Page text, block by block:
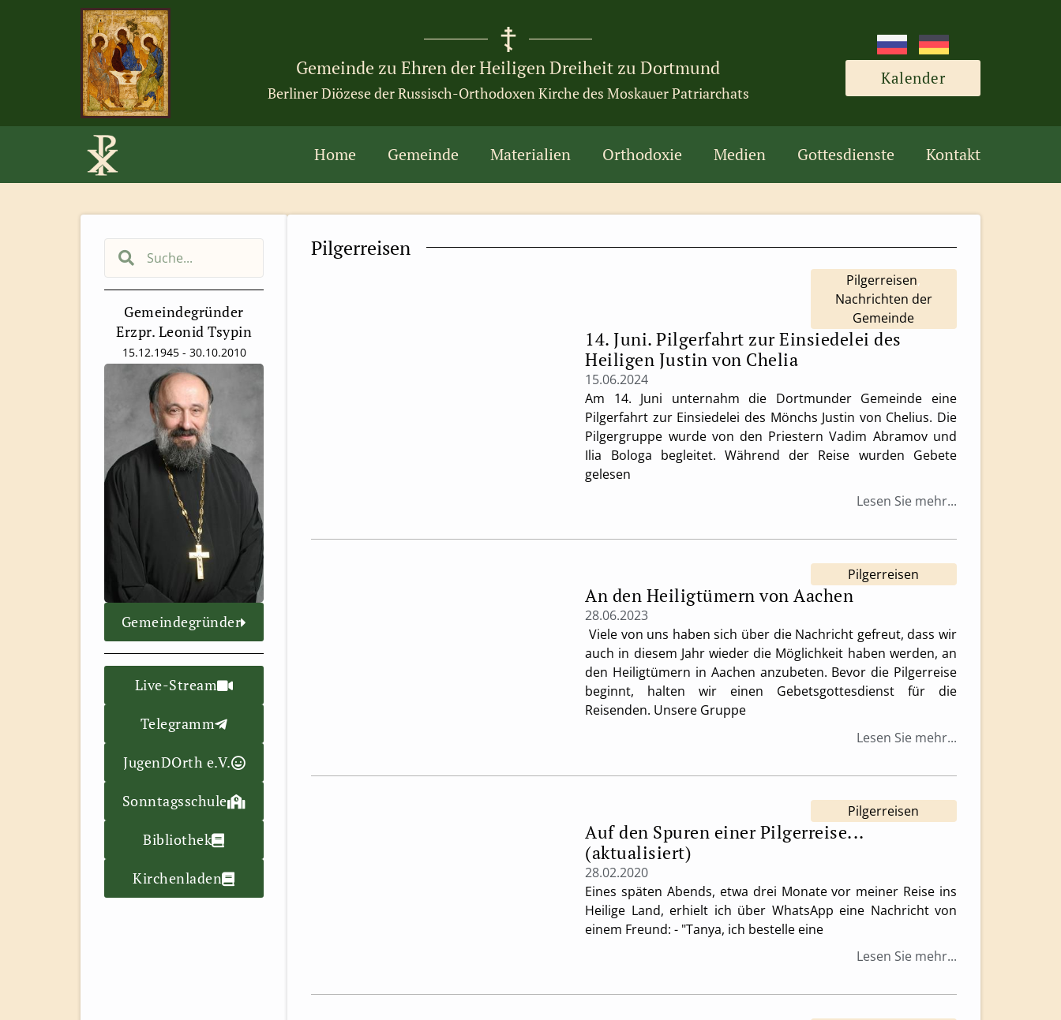
Gemeinde zu Ehren der Heiligen Dreiheit zu Dortmund
Berliner Diözese der Russisch-Orthodoxen Kirche des Moskauer Patriarchats
Kalender
Home Gemeinde Materialien Orthodoxie Medien Gottesdienste Kontakt
Gemeindegründer
Erzpr. Leonid Tsypin
15.12.1945 - 30.10.2010
Gemeindegründer
Live-Stream
Telegramm
JugenDOrth e.V.
Sonntagsschule
Bibliothek
Kirchenladen
Pilgerreisen
Pilgerreisen,
Nachrichten der
Gemeinde
14. Juni. Pilgerfahrt zur Einsiedelei des
Heiligen Justin von Chelia
15.06.2024
Am 14. Juni unternahm die Dortmunder Gemeinde eine
Pilgerfahrt zur Einsiedelei des Mönchs Justin von Chelius. Die
Pilgergruppe wurde von den Priestern Vadim Abramov und
Ilia Bologa begleitet. Während der Reise wurden Gebete
gelesen
Lesen Sie mehr...
Pilgerreisen
An den Heiligtümern von Aachen
28.06.2023
Viele von uns haben sich über die Nachricht gefreut, dass wir
auch in diesem Jahr wieder die Möglichkeit haben werden, an
den Heiligtümern in Aachen anzubeten. Bevor die Pilgerreise
beginnt, halten wir einen Gebetsgottesdienst für die
Reisenden. Unsere Gruppe
Lesen Sie mehr...
Pilgerreisen
Auf den Spuren einer Pilgerreise...
(aktualisiert)
28.02.2020
Eines späten Abends, etwa drei Monate vor meiner Reise ins
Heilige Land, erhielt ich über WhatsApp eine Nachricht von
einem Freund: - "Tanya, ich bestelle eine
Lesen Sie mehr...